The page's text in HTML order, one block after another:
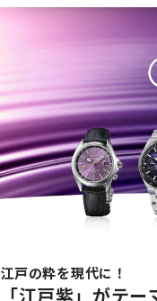
江戸の粋を現代に！
「江戸紫」がテ